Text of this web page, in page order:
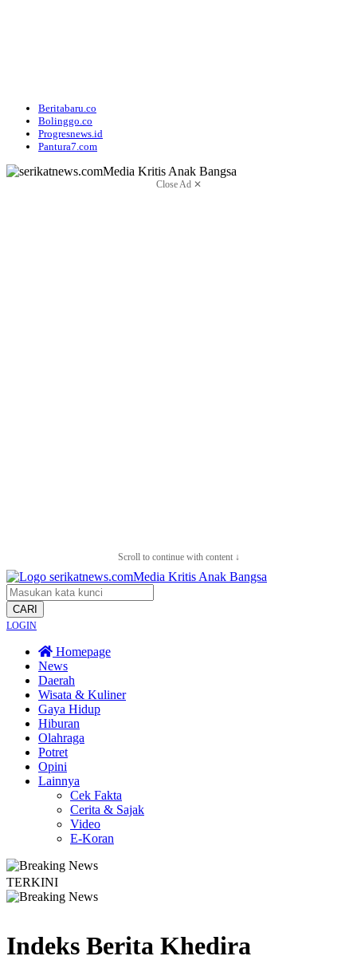
Beritabaru.co
Bolinggo.co
Progresnews.id
Pantura7.com
Close Ad ✕
Scroll to continue with content ↓
CARI
LOGIN
Homepage
News
Daerah
Wisata & Kuliner
Gaya Hidup
Hiburan
Olahraga
Potret
Opini
Lainnya
Cek Fakta
Cerita & Sajak
Video
E-Koran
TERKINI
Indeks Berita Khedira